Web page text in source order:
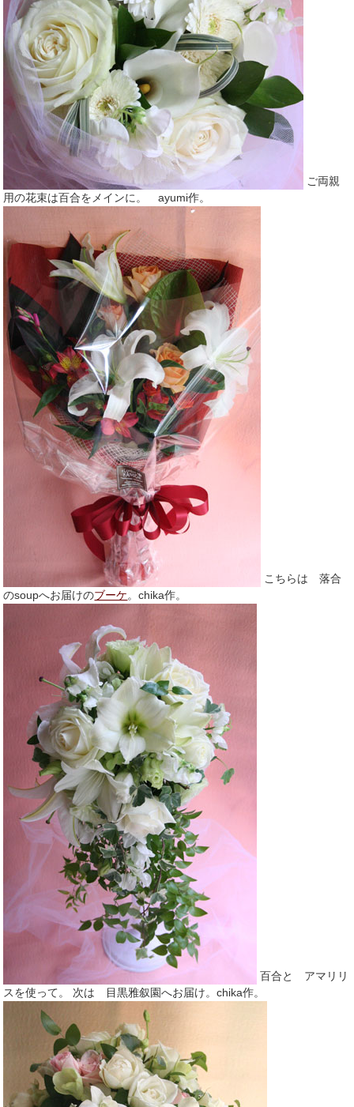
ご両親
用の花束は百合をメインに。 ayumi作。
こちらは 落合
のsoupへお届けのブーケ。chika作。
百合と アマリリ
スを使って。 次は 目黒雅叙園へお届け。chika作。